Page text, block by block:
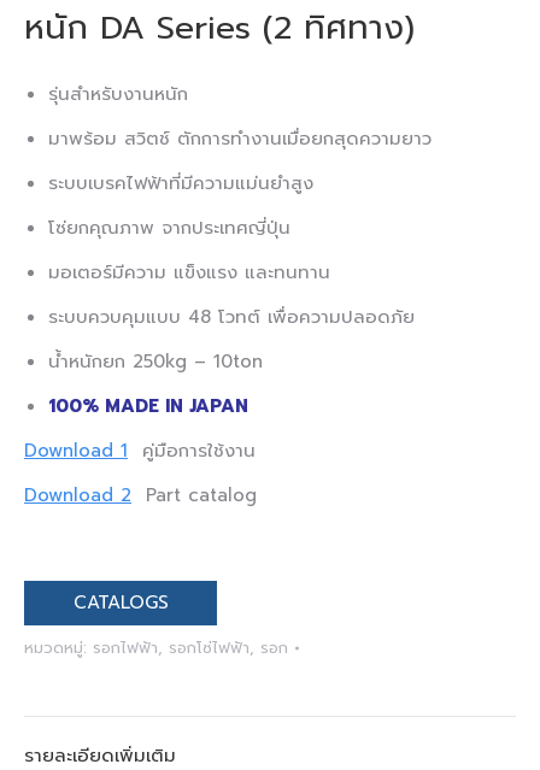
หนัก DA Series (2 ทิศทาง)
รุ่นสำหรับงานหนัก
มาพร้อม สวิตช์ ตักการทำงานเมื่อยกสุดความยาว
ระบบเบรคไฟฟ้าที่มีความแม่นยำสูง
โซ่ยกคุณภาพ จากประเทศญี่ปุ่น
มอเตอร์มีความ แข็งแรง และทนทาน​
ระบบควบคุมแบบ 48 โวทต์ เพื่อความปลอดภัย​
น้ำหนักยก 250kg – 10ton
100% MADE IN JAPAN
Download 1 คู่มือการใช้งาน
Download 2 Part catalog
CATALOGS
หมวดหมู่: รอกไฟฟ้า, รอกโซ่ไฟฟ้า, รอก
รายละเอียดเพิ่มเติม